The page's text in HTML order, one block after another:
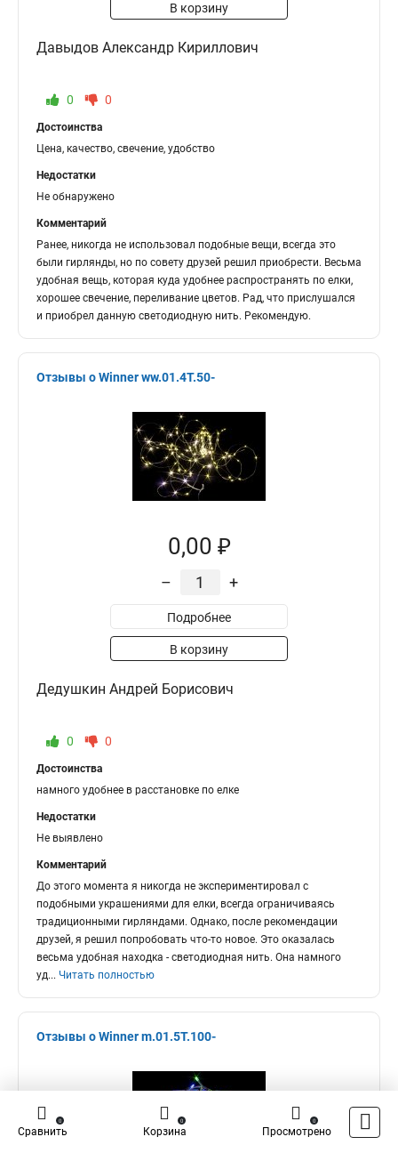
В корзину
Давыдов Александр Кириллович
0 0
Достоинства
Цена, качество, свечение, удобство
Недостатки
Не обнаружено
Комментарий
Ранее, никогда не использовал подобные вещи, всегда это
были гирлянды, но по совету друзей решил приобрести. Весьма
удобная вещь, которая куда удобнее распространять по елки,
хорошее свечение, переливание цветов. Рад, что прислушался
и приобрел данную светодиодную нить. Рекомендую.
Отзывы о Winner ww.01.4T.50-
0,00 ₽
– +
Подробнее
В корзину
Дедушкин Андрей Борисович
0 0
Достоинства
намного удобнее в расстановке по елке
Недостатки
Не выявлено
Комментарий
До этого момента я никогда не экспериментировал с
подобными украшениями для елки, всегда ограничиваясь
традиционными гирляндами. Однако, после рекомендации
друзей, я решил попробовать что-то новое. Это оказалась
весьма удобная находка - светодиодная нить. Она намного
уд... Читать полностью
Отзывы о Winner m.01.5Т.100-
Сравнить
0
Корзина
0
Просмотрено
0